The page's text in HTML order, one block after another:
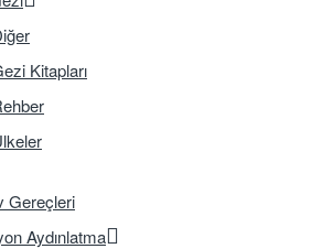
Kitapları
Gereçleri
Aydınlatma